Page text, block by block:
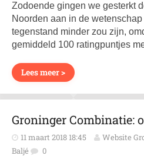
Zodoende gingen we gesterkt
Noorden aan in de
tegenstand minder zou zijn,
gemiddeld 100 ratingpuntjes
Lees meer >
Groninger Combinatie:
11 maart 2018 18:45
Website
Baljé
0